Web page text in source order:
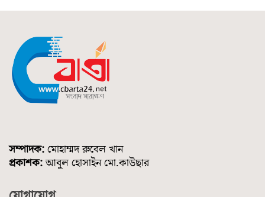
সম্পাদক: মোহাম্মদ রুবেল খান
প্রকাশক:আবুল হোসাইন মো.কাউছার